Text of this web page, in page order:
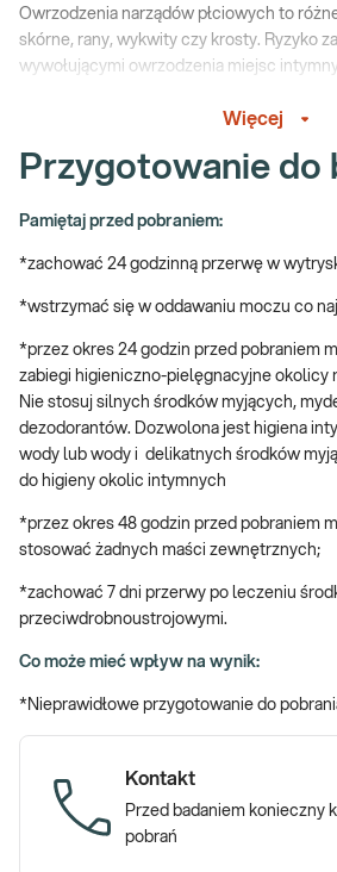
Owrzodzenia narządów płciowych to
skórne, rany, wykwity czy krosty. Ryzyko
wywołującymi owrzodzenia miejsc
seksualnego, trudności z oddawaniem
Do głównych czynników ryzyka
urogenitalnym należą:
duża liczba partnerów seksualnych,
stany obniżonej odporności,
Badanie na owrzodzenia miejsc
mężczyzn, którzy obserwują u siebie i/lub
dolegliwości obejmujące okolice intymne.
wykrycie czynnika chorobotwórczego już
rozwoju infekcji, a nawet wtedy, gdy
niezwykle istotne w doborze właściwego
e-Pakiet Owrzodzenia narządów
dostępny jest
TUTAJ
Badanie na owrzodzenia
płciowych
Badanie molekularne, w porównaniu do
mikrobiologicznych, pozwala na niezwykle
diagnostykę. W jednej analizie
kwasów nukleinowych 7 najczęściej
Więcej
Przygotowanie do
Pamiętaj przed pobraniem:
*zachować 24 godzinną przerwę w
*wstrzymać się w oddawaniu moczu co
*przez okres 24 godzin przed pobraniem
zabiegi higieniczno-pielęgnacyjne okolicy
Nie stosuj silnych środków myjących,
dezodorantów. Dozwolona jest higiena
wody lub wody i delikatnych środków
do higieny okolic intymnych
*przez okres 48 godzin przed pobraniem
stosować żadnych maści zewnętrznych;
*zachować 7 dni przerwy po leczeniu
przeciwdrobnoustrojowymi.
Co może mieć wpływ na wynik:
*Nieprawidłowe przygotowanie do
Kontakt
Przed badaniem konieczny
pobrań